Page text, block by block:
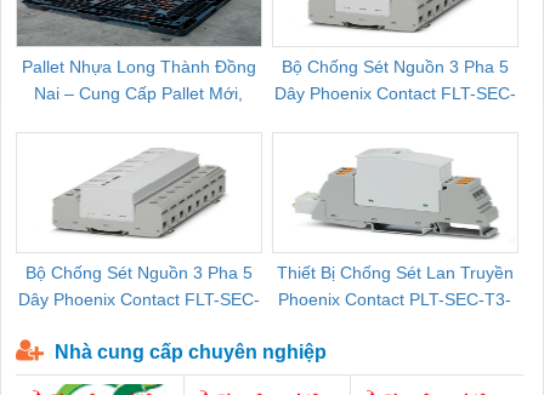
Pallet Nhựa Long Thành Đồng
Nai – Cung Cấp Pallet Mới,
Bộ Chống Sét Nguồn 3 Pha 5
Dây Phoenix Contact FLT-SEC-
Bộ Chống Sét Nguồn 3 Pha 5
Dây Phoenix Contact FLT-SEC-
Thiết Bị Chống Sét Lan Truyền
Phoenix Contact PLT-SEC-T3-
Nhà cung cấp chuyên nghiệp